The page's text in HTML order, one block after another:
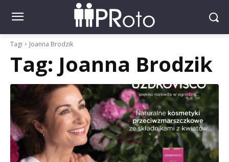
Tagi Joanna Brodzik
Tag: Joanna Brodzik